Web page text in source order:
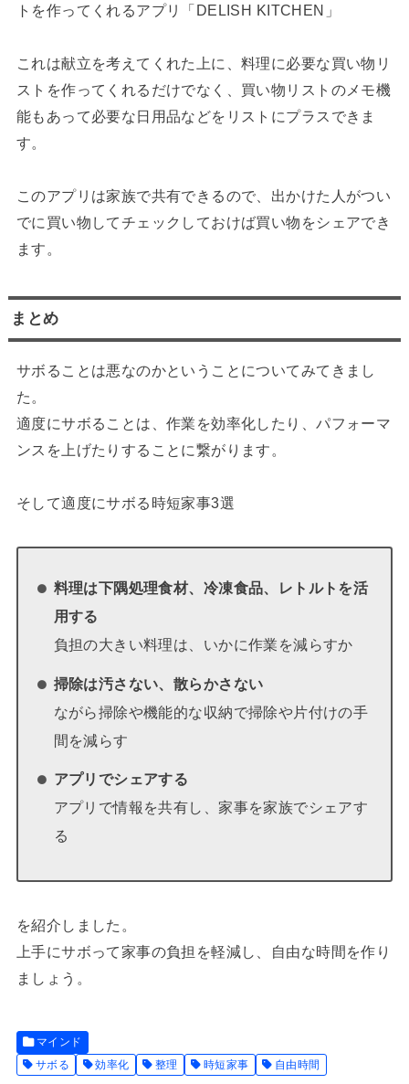
トを作ってくれるアプリ「DELISH KITCHEN」
これは献立を考えてくれた上に、料理に必要な買い物リ
ストを作ってくれるだけでなく、買い物リストのメモ機
能もあって必要な日用品などをリストにプラスできま
す。
このアプリは家族で共有できるので、出かけた人がつい
でに買い物してチェックしておけば買い物をシェアでき
ます。
まとめ
サボることは悪なのかということについてみてきまし
た。
適度にサボることは、作業を効率化したり、パフォーマ
ンスを上げたりすることに繋がります。
そして適度にサボる時短家事3選
料理は下隅処理食材、冷凍食品、レトルトを活
用する
負担の大きい料理は、いかに作業を減らすか
掃除は汚さない、散らかさない
ながら掃除や機能的な収納で掃除や片付けの手
間を減らす
アプリでシェアする
アプリで情報を共有し、家事を家族でシェアす
る
を紹介しました。
上手にサボって家事の負担を軽減し、自由な時間を作り
ましょう。
マインド
サボる
効率化 整理 時短家事 自由時間